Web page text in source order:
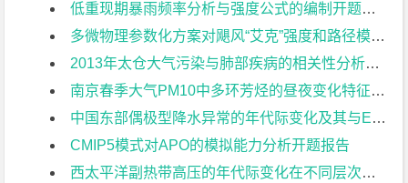
低重现期暴雨频率分析与强度公式的编制开题报告
多微物理参数化方案对飓风“艾克”强度和路径模拟的影响分析开题报告
2013年太仓大气污染与肺部疾病的相关性分析开题报告
南京春季大气PM10中多环芳烃的昼夜变化特征开题报告
中国东部偶极型降水异常的年代际变化及其与ENSO的联系开题报告
CMIP5模式对APO的模拟能力分析开题报告
西太平洋副热带高压的年代际变化在不同层次的表现特征开题报告